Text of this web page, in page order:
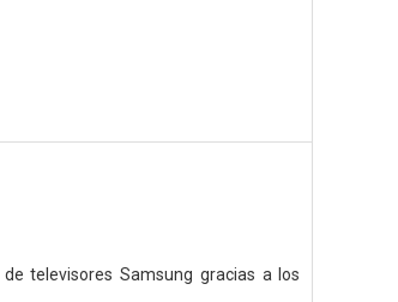
televisores Samsung gracias a los